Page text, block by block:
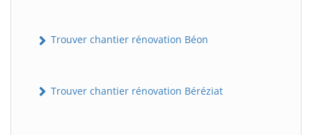
Trouver chantier rénovation Béon
Trouver chantier rénovation Béréziat